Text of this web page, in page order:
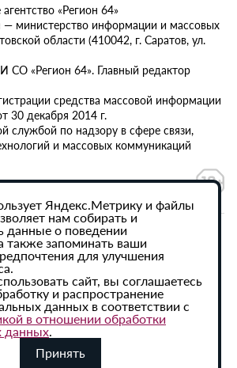
«Регион 64»
— министерство информации и массовых
области (410042, г. Саратов, ул.
«Регион 64». Главный редактор
средства массовой информации
декабря 2014 г.
службой по надзору в сфере связи,
и массовых коммуникаций
обработки персональных данных
материалов сайта активная
«Регион 64» обязательна.
Яндекс.Метрику и файлы
нам собирать и
данные о поведении
также запоминать ваши
для улучшения
сайт, вы соглашаетесь
и распространение
данных в соответствии с
в отношении обработки
данных.
Принять